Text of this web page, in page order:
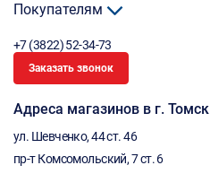
Покупателям
+7 (3822) 52-34-73
Заказать звонок
Адреса магазинов в г. Томск
ул. Шевченко, 44 ст. 46
пр-т Комсомольский, 7 ст. 6